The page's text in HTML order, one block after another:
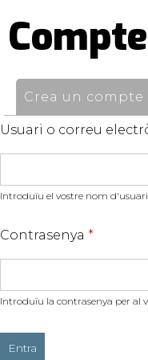
Pestanyes
primàries
Crea un compte
Usuari o correu
Introduïu el vostre nom
Contrasenya *
Introduïu la contrasenya per al